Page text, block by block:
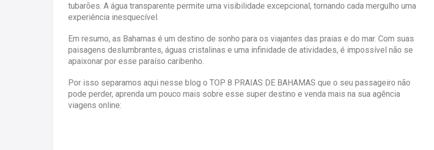
tubarões. A água transparente permite uma visibilidade excepcional, tornando cada mergulho uma
experiência inesquecível.
Em resumo, as Bahamas é um destino de sonho para os viajantes das praias e do mar. Com suas
paisagens deslumbrantes, águas cristalinas e uma infinidade de atividades, é impossível não se
apaixonar por esse paraíso caribenho.
Por isso separamos aqui nesse blog o TOP 8 PRAIAS DE BAHAMAS que o seu passageiro não
pode perder, aprenda um pouco mais sobre esse super destino e venda mais na sua agência
viagens online: